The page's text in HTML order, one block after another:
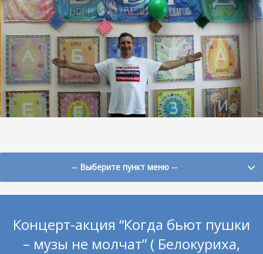
-- Выберите пункт меню --
Концерт-акция “Когда бьют пушки
– музы не молчат” ( Белокуриха,